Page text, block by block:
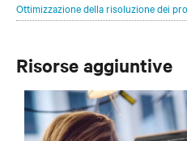
Ottimizzazione della risoluzione dei
Risorse aggiuntive